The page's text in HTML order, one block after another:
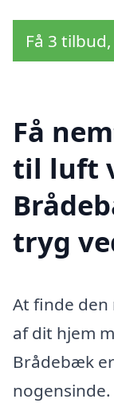
Få 3
Få
til luft
tryg
At finde
af dit hjem
Brådebæk